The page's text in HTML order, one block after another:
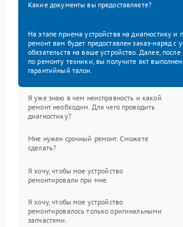
Какие документы вы предоставляете?
На этапе приема устройства на диагностику и
ремонт вам будет предоставлен заказ-наряд с
обязательств на ваше устройство. Далее,
по ремонту техники, вы получите акт
гарантийный талон.
Я уже знаю в чем неисправность и какой
ремонт необходим. Для чего проводить
диагностику?
Мне нужен срочный ремонт. Сможете
сделать?
Я хочу, чтобы мое устройство
ремонтировали при мне.
Я хочу, чтобы мое устройство
ремонтировалось только оригинальными
запчастями.